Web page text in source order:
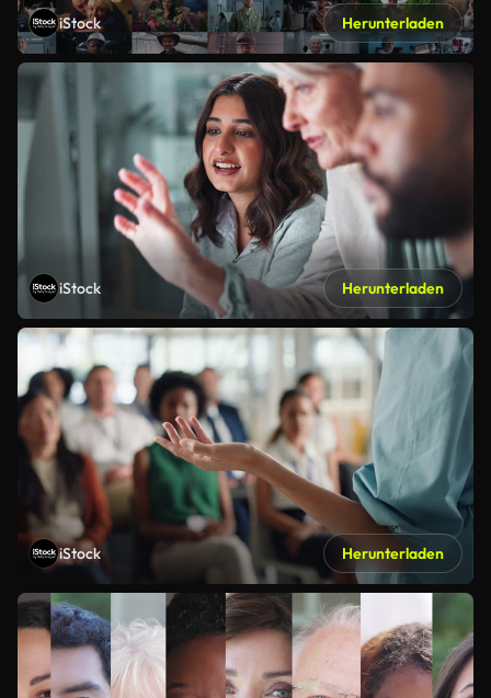
iStock Herunterladen
iStock Herunterladen
iStock Herunterladen